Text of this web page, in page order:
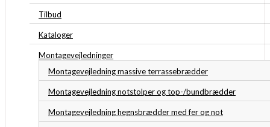
Tilbud
Kataloger
Montagevejledninger
Montagevejledning massive terrassebrædder
Montagevejledning notstolper og top-/bundbrædder
Montagevejledning hegnsbrædder med fer og not